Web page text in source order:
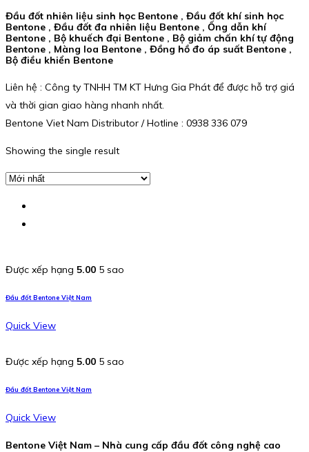
Đầu đốt nhiên liệu sinh học Bentone , Đầu đốt khí sinh học
Bentone , Đầu đốt đa nhiên liệu Bentone , Ống dẫn khí
Bentone , Bộ khuếch đại Bentone , Bộ giảm chấn khí tự động
Bentone , Màng loa Bentone , Đồng hồ đo áp suất Bentone ,
Bộ điều khiển Bentone
Liên hệ : Công ty TNHH TM KT Hưng Gia Phát để được hỗ trợ giá
và thời gian giao hàng nhanh nhất.
Bentone Viet Nam Distributor / Hotline : 0938 336 079
Showing the single result
Được xếp hạng 5.00 5 sao
Đầu đốt Bentone Việt Nam
Quick View
Được xếp hạng 5.00 5 sao
Đầu đốt Bentone Việt Nam
Quick View
Bentone Việt Nam – Nhà cung cấp đầu đốt công nghệ cao